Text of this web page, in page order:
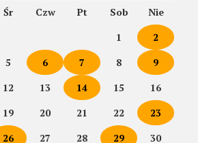
Śr Czw Pt Sob
Nie
1
2
5 6 7 8
9
12 13 14 15
16
19 20 21 22
23
26 27 28 29 30